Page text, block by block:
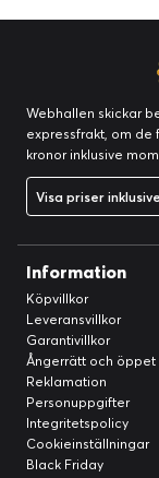
Webhallen skickar
expressfrakt, om de
kronor inklusive
Visa priser
Information
Köpvillkor
Leveransvillkor
Garantivillkor
Ångerrätt och öppet
Reklamation
Personuppgifter
Integritetspolicy
Cookieinställningar
Black Friday